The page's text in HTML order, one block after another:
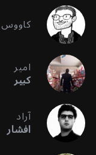
کاووس
امیر
کبیر
آراد
افشار